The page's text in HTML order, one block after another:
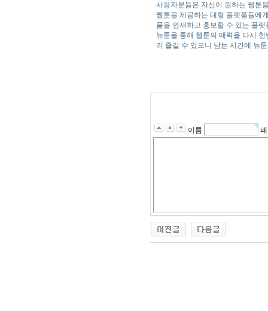
사용자분들은 자신이 원하는 웹툰
웹툰을 제공하는 대형 플랫폼들에
품을 연재하고 홍보할 수 있는 플
뉴툰을 통해 웹툰의 매력을 다시
리 즐길 수 있으니 남는 시간에 뉴
이름